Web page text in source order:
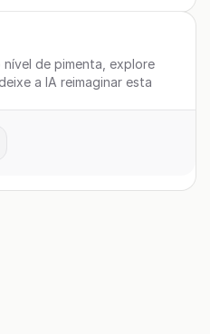
de pimenta, explore
a IA reimaginar esta